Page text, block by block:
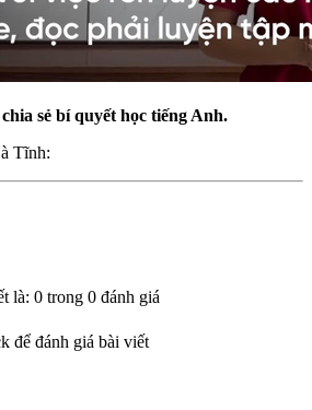
sẻ bí quyết học tiếng Anh.
Tĩnh:
là: 0 trong 0 đánh giá
để đánh giá bài viết